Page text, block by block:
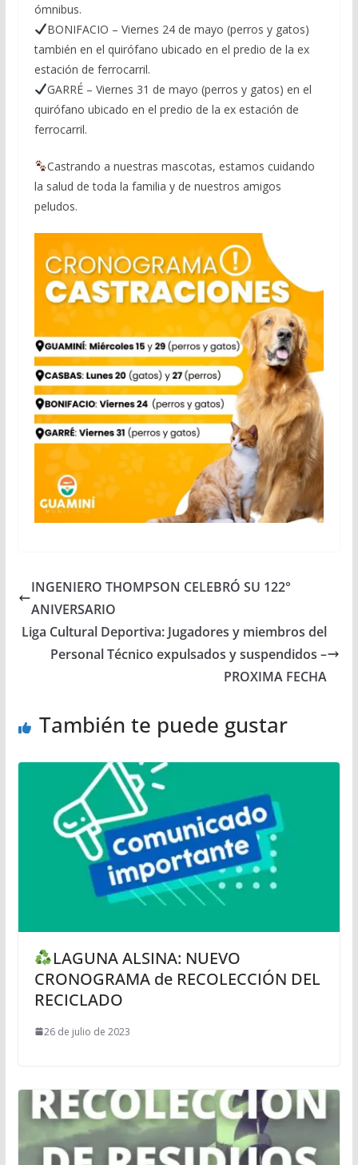
ómnibus.
BONIFACIO – Viernes 24 de mayo (perros y gatos)
también en el quirófano ubicado en el predio de la ex
estación de ferrocarril.
GARRÉ – Viernes 31 de mayo (perros y gatos) en el
quirófano ubicado en el predio de la ex estación de
ferrocarril.
Castrando a nuestras mascotas, estamos cuidando
la salud de toda la familia y de nuestros amigos
peludos.
INGENIERO THOMPSON CELEBRÓ SU 122°
ANIVERSARIO
Liga Cultural Deportiva: Jugadores y miembros del
Personal Técnico expulsados y suspendidos –
PROXIMA FECHA
También te puede gustar
LAGUNA ALSINA: NUEVO
CRONOGRAMA de RECOLECCIÓN DEL
RECICLADO
26 de julio de 2023